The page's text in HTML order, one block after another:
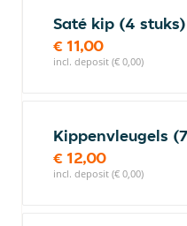
Saté kip (4 stuks)
€ 11,00
incl. deposit (€ 0,00)
Kippenvleugels
€ 12,00
incl. deposit (€ 0,00)